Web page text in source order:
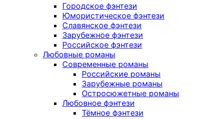
Городское фэнтези
Юмористическое фэнтези
Славянское фэнтези
Зарубежное фэнтези
Российское фэнтези
Любовные романы
Современные романы
Российские романы
Зарубежные романы
Остросюжетные романы
Любовное фэнтези
Тёмное фэнтези